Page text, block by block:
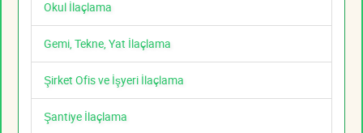
Okul İlaçlama
Gemi, Tekne, Yat İlaçlama
Şirket Ofis ve İşyeri İlaçlama
Şantiye İlaçlama